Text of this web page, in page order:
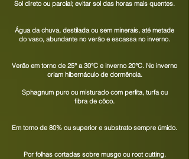
Sol direto ou parcial; evitar sol das horas mais quentes.
Água da chuva, destilada ou sem minerais, até metade
do vaso, abundante no verão e escassa no inverno.
Verão em torno de 25° a 30°C e inverno 20°C. No inverno
criam hibernáculo de dormência.
Sphagnum puro ou misturado com perlita, turfa ou
fibra de côco.
Em torno de 80% ou superior e substrato sempre úmido.
Por folhas cortadas sobre musgo ou root cutting.